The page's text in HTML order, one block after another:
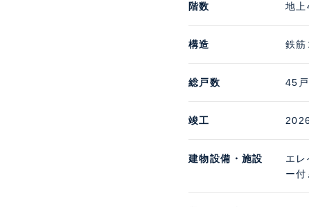
階数 地上
構造 鉄筋
総戸数 45戸
竣工
建物設備・施設
エ
ー